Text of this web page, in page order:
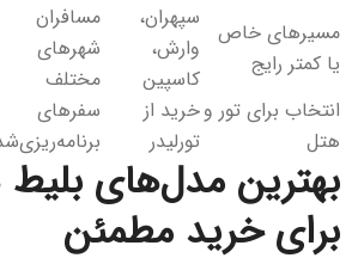
مسیرهای خاص
یا کمتر رایج
سپهران،
وارش،
کاسپین
مسافران
شهرهای
مختلف
انتخاب برای تور و
هتل
خرید از
تورلیدر
سفرهای
بهترین مدل‌های بلیط
برای خرید مطمئن